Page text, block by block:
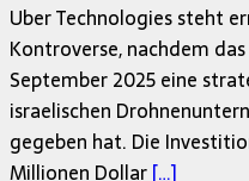
Uber Technologies steht
Kontroverse, nachdem
September 2025 eine
israelischen
gegeben hat. Die
Millionen Dollar[…]